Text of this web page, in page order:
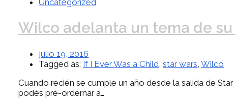
Uncategorized
Wilco adelanta un tema de
julio 19, 2016
Tagged as: If I Ever Was a Child,star wars,Wilco
Cuando recién se cumple un año desde la salida de
podés pre-ordernar a…